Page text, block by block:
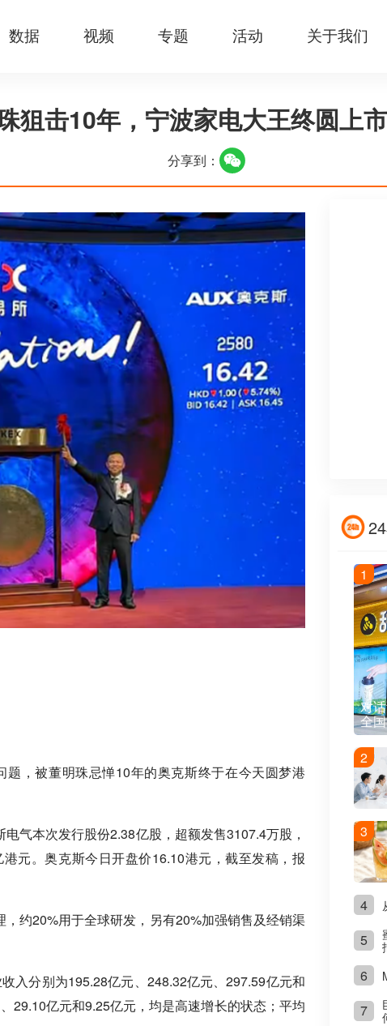
数据 视频 专题 活动 关于我们
狙击10年，宁波家电大王终圆上
分享到：
，被董明珠忌惮10年的奥克斯终于在今天圆梦港
气本次发行股份2.38亿股，超额发售3107.4万股，
元。奥克斯今日开盘价16.10港元，截至发稿，报
约20%用于全球研发，另有20%加强销售及经销渠
入分别为195.28亿元、248.32亿元、297.59亿元和
29.10亿元和9.25亿元，均是高速增长的状态；平均
对
全国
1
2
3
4
5
6
7